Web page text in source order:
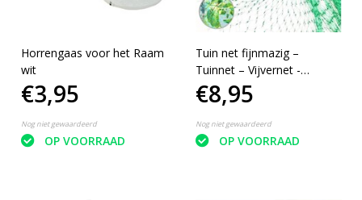
Horrengaas voor het Raam
wit
€3,95
Nog niet gewaardeerd
OP VOORRAAD
Tuin net fijnmazig –
Tuinnet – Vijvernet -
Vogelnet - Groen – 10 x 4
meter
€8,95
Nog niet gewaardeerd
OP VOORRAAD